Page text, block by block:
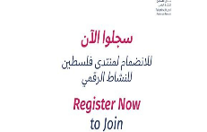
الفلسطينية في وقت الجائحة